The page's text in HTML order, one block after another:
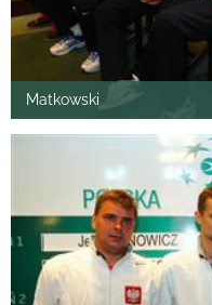
Matkowski